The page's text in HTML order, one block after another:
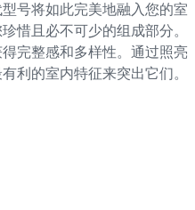
号将如此完美地融入您的室
惜且必不可少的组成部分。
完整感和多样性。通过照亮
利的室内特征来突出它们。